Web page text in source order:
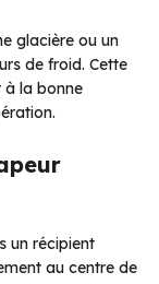
glacière ou un
de froid. Cette
à la bonne
un récipient
au centre de